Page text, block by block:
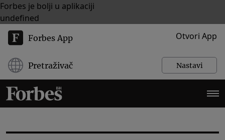
Forbes je bolji u aplikaciji
undefined
Forbes App Otvori App
Pretraživač Nastavi